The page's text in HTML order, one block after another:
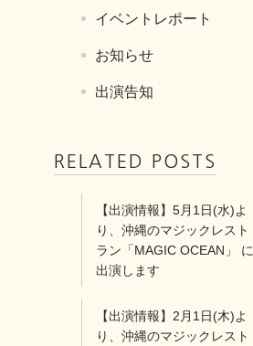
イベントレポート
お知らせ
出演告知
RELATED POSTS
【出演情報】5月1日(水)よ
り、沖縄のマジックレスト
ラン「MAGIC OCEAN」 に
出演します
【出演情報】2月1日(木)よ
り、沖縄のマジックレスト